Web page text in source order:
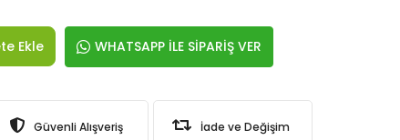
Ekle WHATSAPP İLE SİPARİŞ VER
Güvenli Alışveriş İade ve Değişim